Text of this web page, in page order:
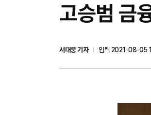
고승범 금
서대웅 기자
입력 2021-08-05